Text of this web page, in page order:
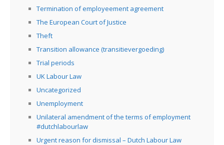
Termination of employeement agreement
The European Court of Justice
Theft
Transition allowance (transitievergoeding)
Trial periods
UK Labour Law
Uncategorized
Unemployment
Unilateral amendment of the terms of employment
#dutchlabourlaw
Urgent reason for dismissal – Dutch Labour Law